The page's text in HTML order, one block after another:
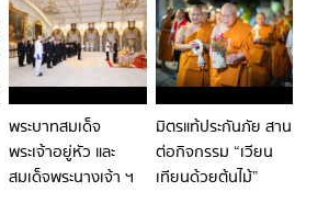
พระบาทสมเด็จ
พระเจ้าอยู่หัว และ
สมเด็จพระนางเจ้า ฯ
มิตรแท้ประกันภัย สาน
ต่อกิจกรรม “เวียน
เทียนด้วยต้นไม้”